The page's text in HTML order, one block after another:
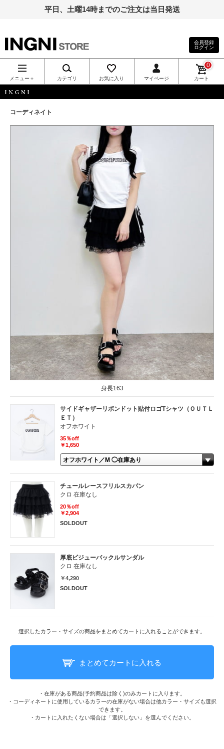
平日、土曜14時までのご注文は当日発送
INGNI（イン
グ）公式通
販｜INGNI
STORE
会員登録
ログイン
メニュー＋ カテゴリ お気に入り マイページ カート
0
コーディネイト
身長163
サイドギャザーリボンドット貼付ロゴTシャツ（ＯＵＴＬ
ＥＴ）
オフホワイト
35％off
￥1,650
チュールレースフリルスカパン
クロ 在庫なし
20％off
￥2,904
SOLDOUT
厚底ビジューバックルサンダル
クロ 在庫なし
￥4,290
SOLDOUT
選択したカラー・サイズの商品をまとめてカートに入れることができます。
まとめてカートに入れる
・在庫がある商品(予約商品は除く)のみカートに入ります。
・コーディネートに使用しているカラーの在庫がない場合は他カラー・サイズも選択
できます。
・カートに入れたくない場合は「選択しない」を選んでください。